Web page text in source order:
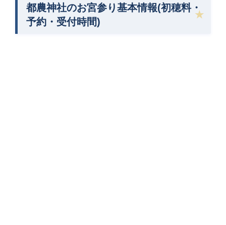
都農神社のお宮参り基本情報(初穂料・
予約・受付時間)